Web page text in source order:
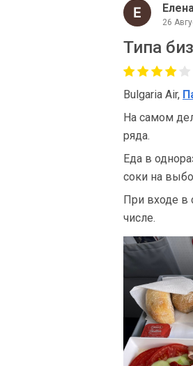
26
Типа
Bulgaria Air,
На самом
ряда.
Еда в
соки на
При входе в
числе.